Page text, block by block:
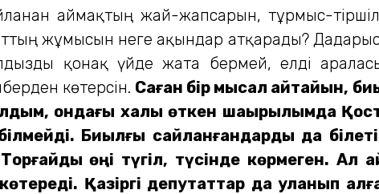
аймақтың жай-жапсарын, тұрмыс-
жұмысын неге ақындар атқарады?
қонақ үйде жата бермей, елді
көтерсін. Саған бір мысал айтайын,
ондағы халық өткен шақырылымда
Биылғы сайланғандарды да
өңі түгіл, түсінде көрмеген. Ал
Қазіргі депутаттар да қуланып